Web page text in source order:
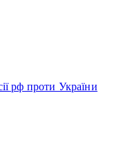
рф проти України